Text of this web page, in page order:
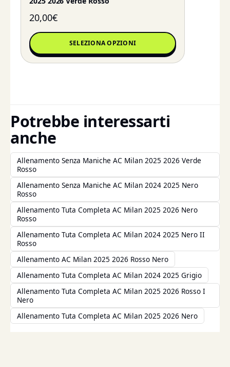
20,00€
SELEZIONA OPZIONI
Potrebbe interessarti
anche
Allenamento Senza Maniche AC Milan 2025 2026 Verde
Rosso
Allenamento Senza Maniche AC Milan 2024 2025 Nero
Rosso
Allenamento Tuta Completa AC Milan 2025 2026 Nero
Rosso
Allenamento Tuta Completa AC Milan 2024 2025 Nero II
Rosso
Allenamento AC Milan 2025 2026 Rosso Nero
Allenamento Tuta Completa AC Milan 2024 2025 Grigio
Allenamento Tuta Completa AC Milan 2025 2026 Rosso I
Nero
Allenamento Tuta Completa AC Milan 2025 2026 Nero